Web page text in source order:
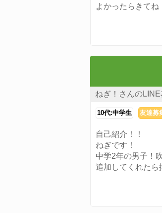
よかったらきてね
ねぎ！さんの
10代:中学生 友達募
自己紹介！！
ねぎです！
中学2年の男子！
追加してくれたら